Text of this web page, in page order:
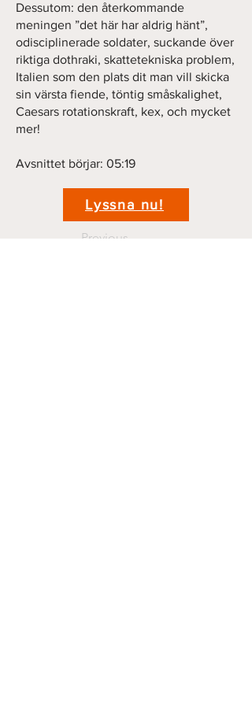
Dessutom: den återkommande
meningen ”det här har aldrig hänt”,
odisciplinerade soldater, suckande över
riktiga dothraki, skattetekniska problem,
Italien som den plats dit man vill skicka
sin värsta fiende, töntig småskalighet,
Caesars rotationskraft, kex, och mycket
mer!
Avsnittet börjar: 05:19
Lyssna nu!
Previous